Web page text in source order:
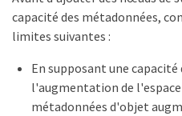
capacité des métadonnées,
limites suivantes :
En supposant une
l'augmentation de
métadonnées d'objet